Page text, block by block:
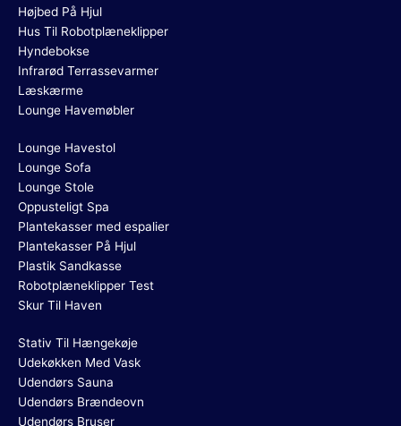
Højbed På Hjul
Hus Til Robotplæneklipper
Hyndebokse
Infrarød Terrassevarmer
Læskærme
Lounge Havemøbler
Lounge Havestol
Lounge Sofa
Lounge Stole
Oppusteligt Spa
Plantekasser med espalier
Plantekasser På Hjul
Plastik Sandkasse
Robotplæneklipper Test
Skur Til Haven
Stativ Til Hængekøje
Udekøkken Med Vask
Udendørs Sauna
Udendørs Brændeovn
Udendørs Bruser